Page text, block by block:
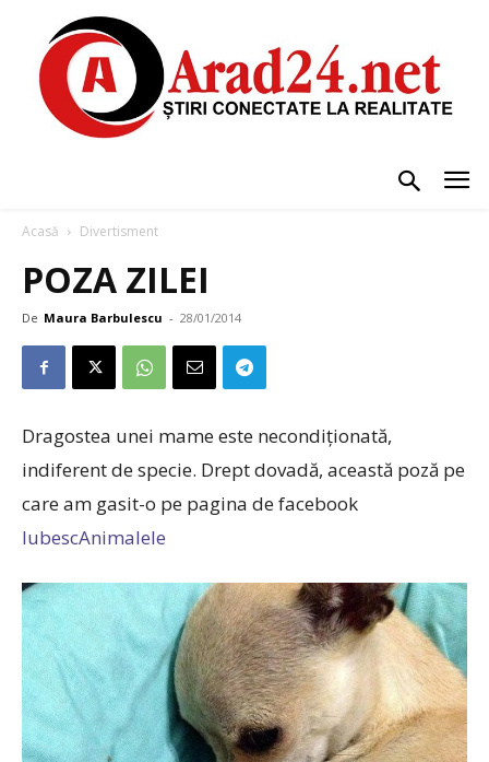
Acasă Divertisment
POZA ZILEI
De Maura Barbulescu - 28/01/2014
Dragostea unei mame este necondiționată,
indiferent de specie. Drept dovadă, această poză pe
care am gasit-o pe pagina de facebook
IubescAnimalele